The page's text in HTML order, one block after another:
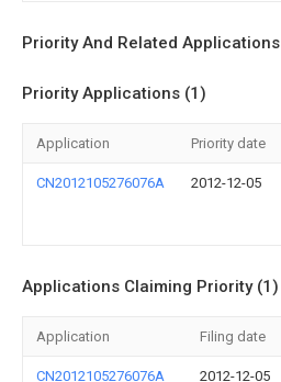
Priority And Related Applications
Priority Applications (1)
Application Priority date
CN2012105276076A 2012-12-05
Applications Claiming Priority (1)
Application Filing date
CN2012105276076A 2012-12-05